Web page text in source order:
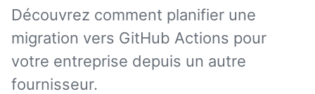
Découvrez comment planifier une
migration vers GitHub Actions pour
votre entreprise depuis un autre
fournisseur.